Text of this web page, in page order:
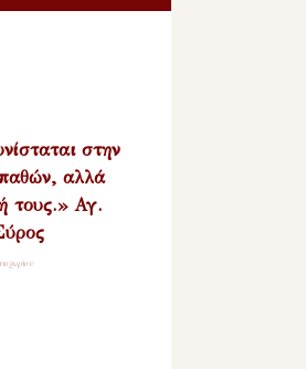
στην
αλλά
τους.» Αγ.